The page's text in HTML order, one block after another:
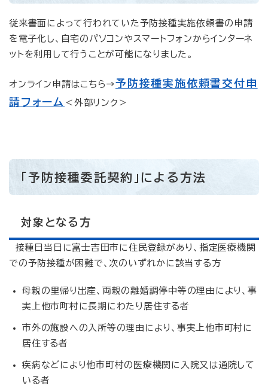
従来書面によって行われていた予防接種実施依頼書の申請
を電子化し、自宅のパソコンやスマートフォンからインターネ
ットを利用して行うことが可能になりました。
オンライン申請はこちら→予防接種実施依頼書交付申
請フォーム ＜外部リンク＞
「予防接種委託契約」による方法
対象となる方
接種日当日に富士吉田市に住民登録があり、指定医療機関
での予防接種が困難で、次のいずれかに該当する方
母親の里帰り出産、両親の離婚調停中等の理由により、事
実上他市町村に長期にわたり居住する者
市外の施設への入所等の理由により、事実上他市町村に
居住する者
疾病などにより他市町村の医療機関に入院又は通院して
いる者